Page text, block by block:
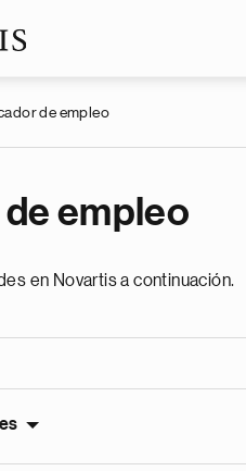
de empleo
empleo
en Novartis a continuación.